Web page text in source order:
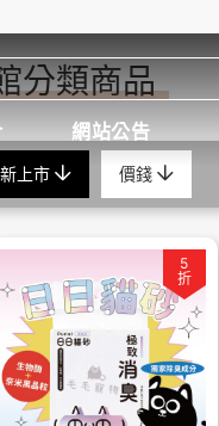
網站公告
分類商品
新上市 價錢
5
折